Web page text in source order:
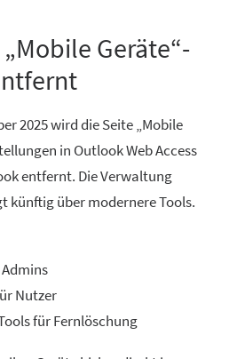
Geräte“-
2025 wird die Seite „Mobile
in Outlook Web Access
entfernt. Die Verwaltung
künftig über modernere Tools.
Nutzer
für Fernlöschung